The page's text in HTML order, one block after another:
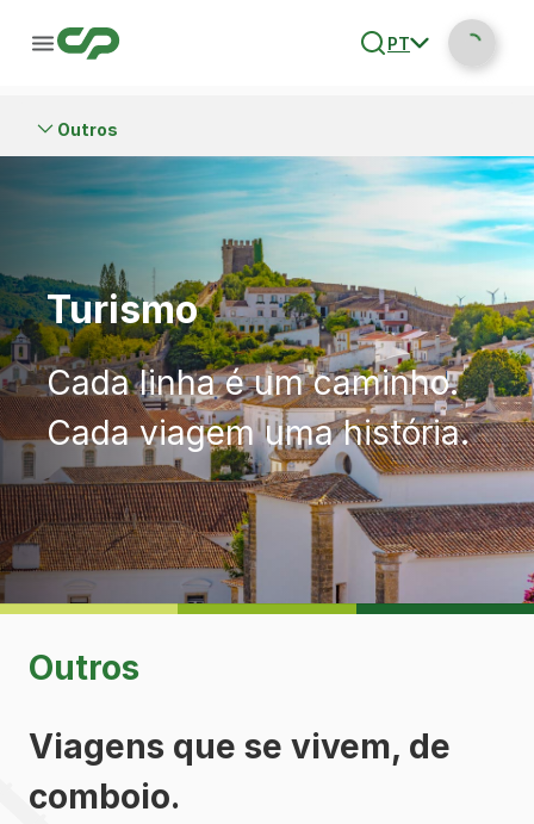
PT
Outros
Turismo
Cada linha é um caminho.
Cada viagem uma história.
Outros
Viagens que se vivem, de
comboio.